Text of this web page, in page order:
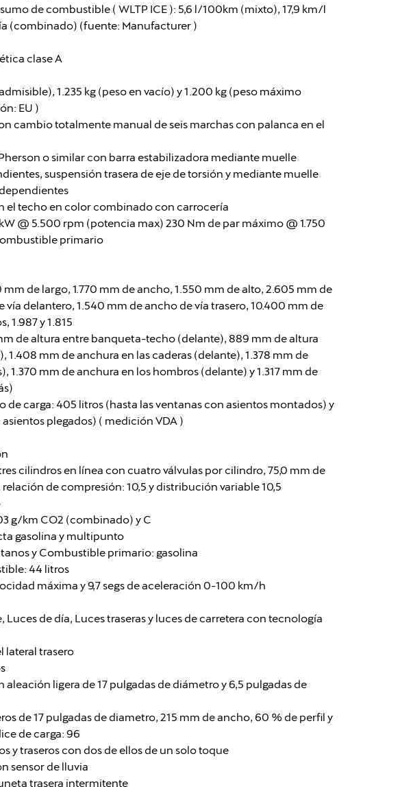
de combustible ( WLTP ICE ): 5,6 l/100km (mixto), 17,9 km/l
(combinado) (fuente: Manufacturer )
clase A
1.235 kg (peso en vacío) y 1.200 kg (peso máximo
EU )
cambio totalmente manual de seis marchas con palanca en el
o similar con barra estabilizadora mediante muelle
suspensión trasera de eje de torsión y mediante muelle
el techo en color combinado con carrocería
@ 5.500 rpm (potencia max) 230 Nm de par máximo @ 1.750
primario
de largo, 1.770 mm de ancho, 1.550 mm de alto, 2.605 mm de
vía delantero, 1.540 mm de ancho de vía trasero, 10.400 mm de
1.987 y 1.815
de altura entre banqueta-techo (delante), 889 mm de altura
mm de anchura en las caderas (delante), 1.378 mm de
1.370 mm de anchura en los hombros (delante) y 1.317 mm de
carga: 405 litros (hasta las ventanas con asientos montados) y
plegados) ( medición VDA )
cilindros en línea con cuatro válvulas por cilindro, 75,0 mm de
de compresión: 10,5 y distribución variable 10,5
g/km CO2 (combinado) y C
gasolina y multipunto
y Combustible primario: gasolina
44 litros
máxima y 9,7 segs de aceleración 0-100 km/h
Luces de día, Luces traseras y luces de carretera con tecnología
lateral trasero
aleación ligera de 17 pulgadas de diámetro y 6,5 pulgadas de
de 17 pulgadas de diametro, 215 mm de ancho, 60 % de perfil y
de carga: 96
y traseros con dos de ellos de un solo toque
sensor de lluvia
trasera intermitente